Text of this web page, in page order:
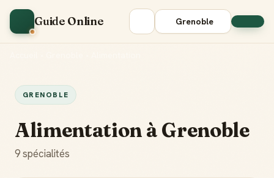
Guide Online Grenoble
GRENOBLE
Alimentation à Grenoble
9 spécialités